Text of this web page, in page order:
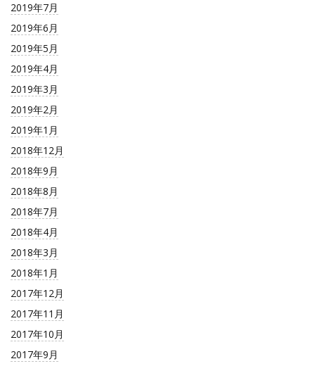
2019年7月
2019年6月
2019年5月
2019年4月
2019年3月
2019年2月
2019年1月
2018年12月
2018年9月
2018年8月
2018年7月
2018年4月
2018年3月
2018年1月
2017年12月
2017年11月
2017年10月
2017年9月